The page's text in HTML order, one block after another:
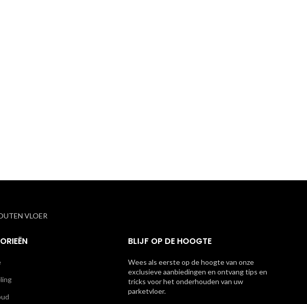
VLOER
BLIJF OP DE HOOGTE
Wees als eerste op de hoogte van onze
exclusieve aanbiedingen en ontvang tips en
tricks voor het onderhouden van uw
parketvloer.